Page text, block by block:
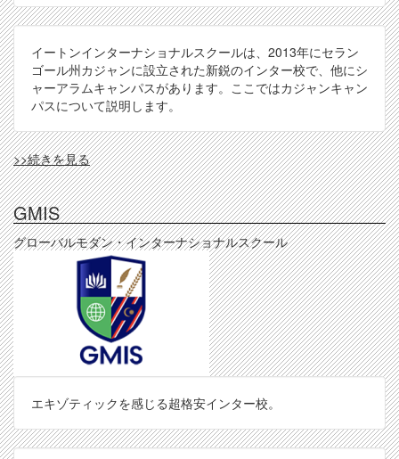
イートンインターナショナルスクールは、2013年にセラン
ゴール州カジャンに設立された新鋭のインター校で、他にシ
ャーアラムキャンパスがあります。ここではカジャンキャン
パスについて説明します。
EISKJ
の
>>続きを見る
GMIS
グローバルモダン・インターナショナルスクール
エキゾティックを感じる超格安インター校。